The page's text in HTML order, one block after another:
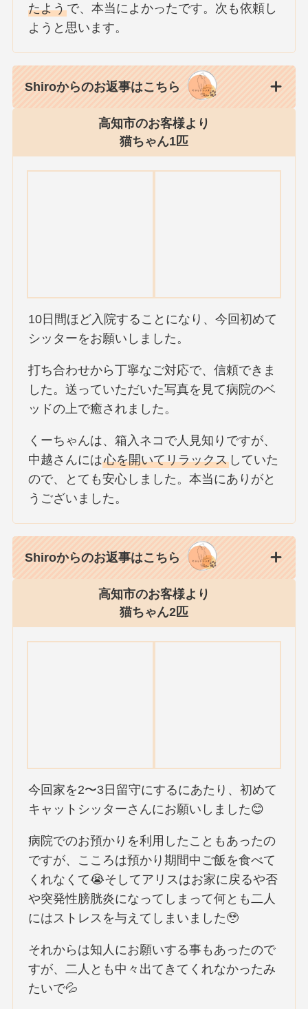
たようで、本当によかったです。次も依頼し
ようと思います。
Shiroからのお返事はこちら
高知市のお客様より
猫ちゃん1匹
10日間ほど入院することになり、今回初めて
シッターをお願いしました。
打ち合わせから丁寧なご対応で、信頼できま
した。送っていただいた写真を見て病院のベ
ッドの上で癒されました。
くーちゃんは、箱入ネコで人見知りですが、
中越さんには心を開いてリラックス していた
ので、とても安心しました。本当にありがと
うございました。
Shiroからのお返事はこちら
高知市のお客様より
猫ちゃん2匹
今回家を2〜3日留守にするにあたり、初めて
キャットシッターさんにお願いしました😊
病院でのお預かりを利用したこともあったの
ですが、こころは預かり期間中ご飯を食べて
くれなくて😭そしてアリスはお家に戻るや否
や突発性膀胱炎になってしまって何とも二人
にはストレスを与えてしまいました🥹
それからは知人にお願いする事もあったので
すが、二人とも中々出てきてくれなかったみ
たいで💦